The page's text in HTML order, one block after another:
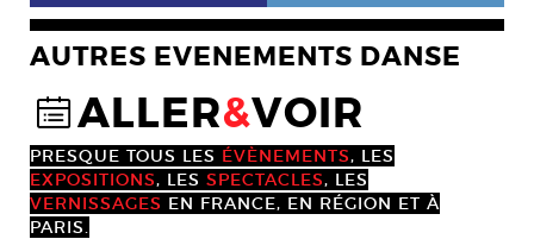
AUTRES EVENEMENTS DANSE
@ALLER&VOIR
PRESQUE TOUS LES ÉVÈNEMENTS, LES
EXPOSITIONS, LES SPECTACLES, LES
VERNISSAGES EN FRANCE, EN RÉGION ET À
PARIS.